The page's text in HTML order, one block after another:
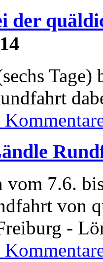
der
vom 7.6.
von
-